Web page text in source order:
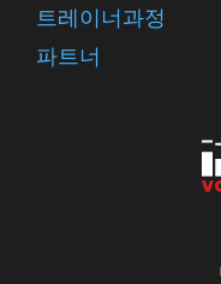
트레이너과정
파트너